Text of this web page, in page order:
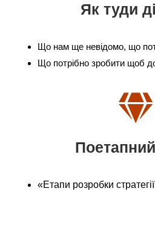
Як туди
Що нам ще невідомо, що
Що потрібно зробити щоб
«Етапи розробки